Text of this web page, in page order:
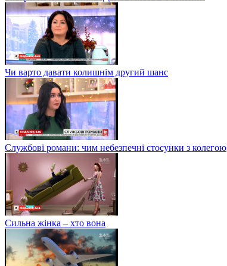
Чи варто давати колишнім другий шанс
Службові романи: чим небезпечні стосунки з колегою
Сильна жінка – хто вона